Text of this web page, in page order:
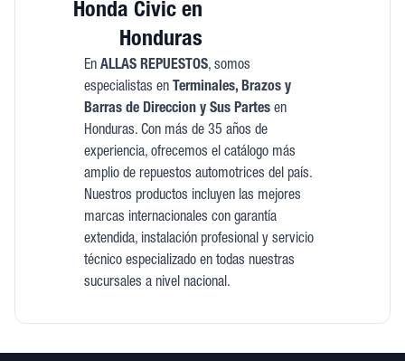
Honda Civic en
Honduras
En ALLAS REPUESTOS, somos
especialistas en Terminales, Brazos y
Barras de Direccion y Sus Partesen
Honduras. Con más de 35 años de
experiencia, ofrecemos el catálogo más
amplio de repuestos automotrices del país.
Nuestros productos incluyen las mejores
marcas internacionales con garantía
extendida, instalación profesional y servicio
técnico especializado en todas nuestras
sucursales a nivel nacional.